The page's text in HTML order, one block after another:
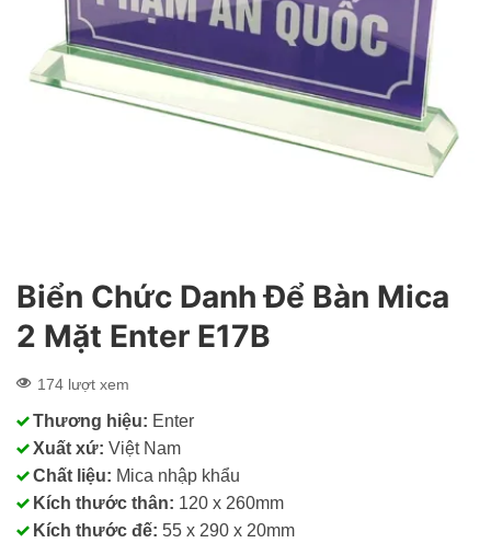
Biển Chức Danh Để Bàn Mica
2 Mặt Enter E17B
174 lượt xem
Thương hiệu: Enter
Xuất xứ: Việt Nam
Chất liệu: Mica nhập khẩu
Kích thước thân: 120 x 260mm
Kích thước đế: 55 x 290 x 20mm